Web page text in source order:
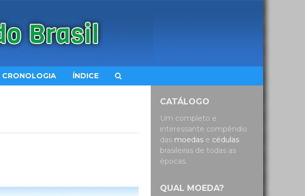
CRONOLOGIA ÍNDICE
CATÁLOGO
Um completo e
interessante compêndio
das moedas e cédulas
brasileiras de todas as
épocas.
QUAL MOEDA?